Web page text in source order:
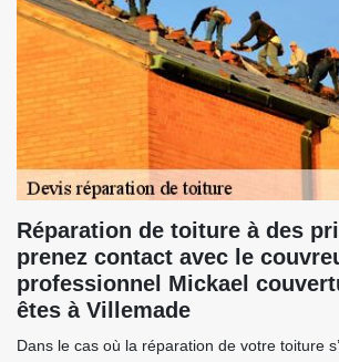
Réparation de toiture à des
prenez contact avec le
professionnel Mickael
êtes à Villemade
Dans le cas où la réparation de votre toiture